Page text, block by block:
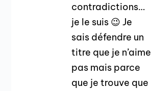
contradictions…
je le suis 😉 Je
sais défendre un
titre que je n’aime
pas mais parce
que je trouve que